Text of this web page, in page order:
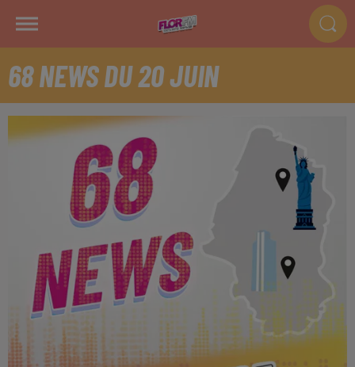
68 NEWS DU 20 JUIN